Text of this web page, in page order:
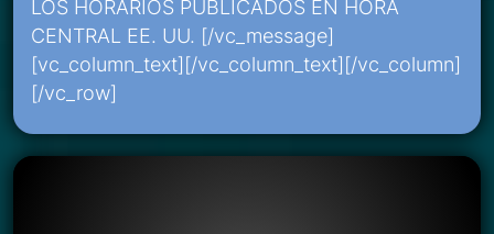
LOS HORARIOS PUBLICADOS EN HORA
CENTRAL EE. UU. [/vc_message]
[vc_column_text][/vc_column_text][/vc_column]
[/vc_row]